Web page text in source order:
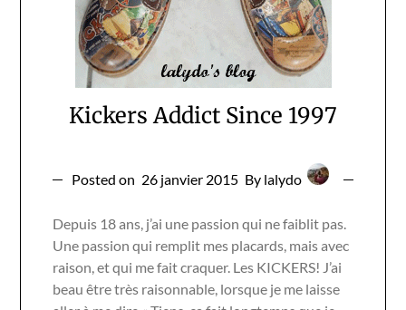
Kickers Addict Since 1997
Posted on 26 janvier 2015 By lalydo
Depuis 18 ans, j’ai une passion qui ne faiblit pas.
Une passion qui remplit mes placards, mais avec
raison, et qui me fait craquer. Les KICKERS! J’ai
beau être très raisonnable, lorsque je me laisse